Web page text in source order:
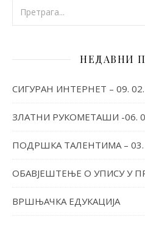
НЕДАВНИ
СИГУРАН ИНТЕРНЕТ – 09. 02.
ЗЛАТНИ РУКОМЕТАШИ -06.
ПОДРШКА ТАЛЕНТИМА – 03.
ОБАВЈЕШТЕЊЕ О УПИСУ У
ВРШЊАЧКА ЕДУКАЦИЈА